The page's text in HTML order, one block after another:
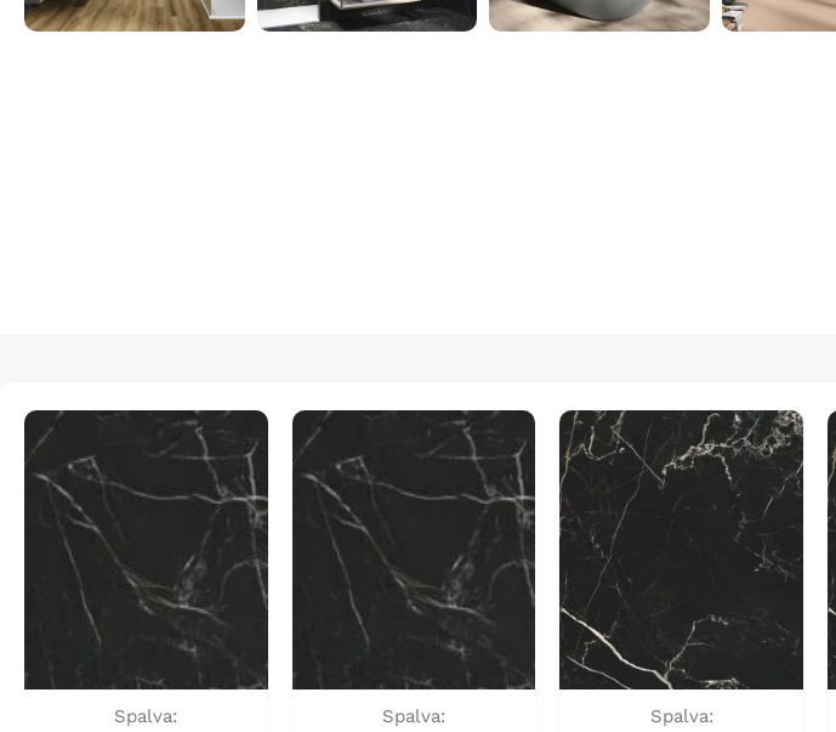
Spalva:
Spalva:
Spalva: